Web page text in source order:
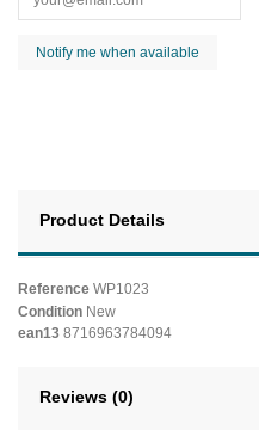
Product Details
Reference WP1023
Condition New
ean13 8716963784094
Reviews (0)